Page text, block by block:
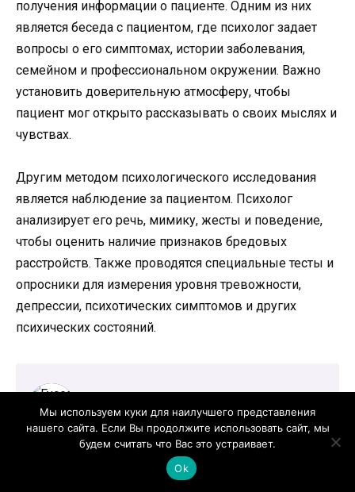
получения информации о пациенте. Одним из них
является беседа с пациентом, где психолог задает
вопросы о его симптомах, истории заболевания,
семейном и профессиональном окружении. Важно
установить доверительную атмосферу, чтобы
пациент мог открыто рассказывать о своих мыслях и
чувствах.
Другим методом психологического исследования
является наблюдение за пациентом. Психолог
анализирует его речь, мимику, жесты и поведение,
чтобы оценить наличие признаков бредовых
расстройств. Также проводятся специальные тесты и
опросники для измерения уровня тревожности,
депрессии, психотических симптомов и других
психических состояний.
Гусева Маргарита Михайловна
Эндокринолог, терапевт. Стаж 30 лет. Врач высшей
Мы используем куки для наилучшего представления
нашего сайта. Если Вы продолжите использовать сайт, мы
будем считать что Вас это устраивает.
Ok